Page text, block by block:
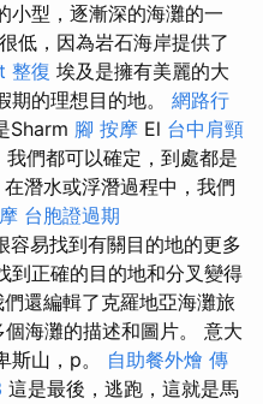
小型，逐漸深的海灘的一
低，因為岩石海岸提供了
整復 埃及是擁有美麗的大
期的理想目的地。 網路行
Sharm 腳 按摩 El 台中肩頸
我們都可以確定，到處都是
在潛水或浮潛過程中，我們
台胞證過期
易找到有關目的地的更多
到正確的目的地和分叉變得
還編輯了克羅地亞海灘旅
海灘的描述和圖片。 意大
斯山，p。
自助餐外燴 傳
這是最後，逃跑，這就是馬